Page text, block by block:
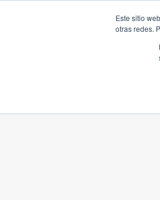
Este sitio
otras redes.